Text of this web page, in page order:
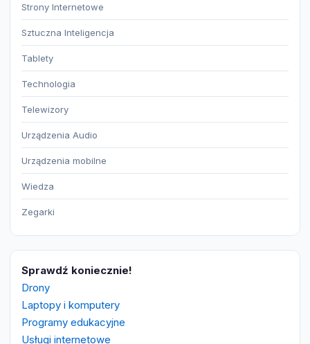
Strony Internetowe
Sztuczna Inteligencja
Tablety
Technologia
Telewizory
Urządzenia Audio
Urządzenia mobilne
Wiedza
Zegarki
Sprawdź koniecznie!
Drony
Laptopy i komputery
Programy edukacyjne
Usługi internetowe